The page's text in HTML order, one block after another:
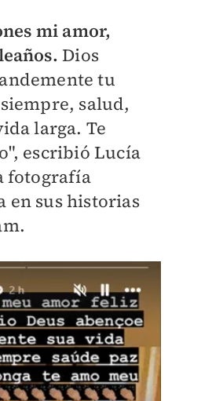
mi amor,
Dios
tu
salud,
larga. Te
escribió Lucía
fotografía
en sus historias